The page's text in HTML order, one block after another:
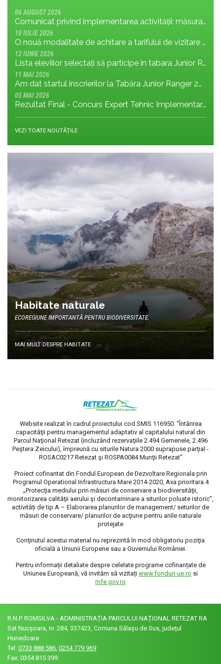
06 AUGUST 2026
Comunicat privind implementarea activității: măsura MR.8.1.4 din planul de management; cu privire la tronsonul de drum cuprins între Baraj Gura Apelor și Cabana Rotunda
10 IULIE 2026
O nouă modalitate de achitare a tarifului de vizitare în Parcul Național Retezat
12 IUNIE 2026
Lista eleviilor selectați să participe în tabara Junior Ranger 2026
11 MAI 2026
Am dat startul înscrierilor la Tabăra Junior Ranger 2026 – Oameni conectați prin natură – tineri și comunități pentru viitorul Parcului Național Retezat
05 MAI 2026
Rezultat Final - Concurs Expert Tehnic Implementare 3 05.05.2026
VEZI TOATE NOUTĂȚILE
Habitate naturale
ECOREGIUNE IMPORTANTĂ PENTRU BIODIVERSITATE.
MAI MULT DESPRE HABITATE
Website realizat în cadrul proiectului cod SMIS 116950: "Întărirea
capacităţii pentru managementul adaptativ al capitalului natural din
Parcul Naţional Retezat (incluzând rezervaţiile 2.494 Gemenele, 2.496
Peştera Zeicului), împreună cu siturile Natura 2000 suprapuse parţial -
ROSAC0217 Retezat şi ROSPA0084 Munţii Retezat"
Proiect cofinantat din Fondul European de Dezvoltare Regionala prin
Programul Operational Infrastructura Mare 2014-2020, Axa prioritara 4
„Protecţia mediului prin măsuri de conservare a biodiversităţii,
monitorizarea calităţii aerului şi decontaminare a siturilor poluate istoric”,
activități de tip A – Elaborarea planurilor de management/ seturilor de
măsuri de conservare/ planurilor de acţiune pentru ariile naturale
protejate
Conţinutul acestui material nu reprezintă în mod obligatoriu poziţia
oficială a Uniunii Europene sau a Guvernului României.
Pentru informații detaliate despre celelate programe cofinanțate de
Uniunea Europeană, vă invităm să vizitați www.fonduri-ue.ro si
mfe.gov.ro
R.N.P. ROMSILVA - ADMINISTRAȚIA PARCULUI NAȚIONAL RETEZAT RA
Sat Nucșoara, nr. 284, 337423, Comuna Sălașu de Sus, județul
Hunedoara
Tel: 0733 888 586 0254 779 969
Fax: 0354 815 399